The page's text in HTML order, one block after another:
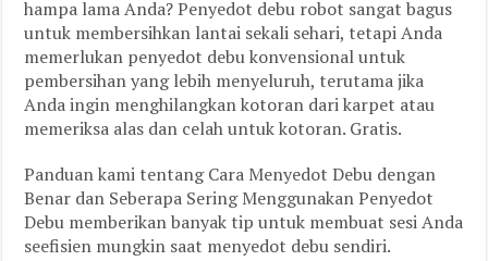
hampa lama Anda? Penyedot debu robot sangat bagus
untuk membersihkan lantai sekali sehari, tetapi Anda
memerlukan penyedot debu konvensional untuk
pembersihan yang lebih menyeluruh, terutama jika
Anda ingin menghilangkan kotoran dari karpet atau
memeriksa alas dan celah untuk kotoran. Gratis.
Panduan kami tentang Cara Menyedot Debu dengan
Benar dan Seberapa Sering Menggunakan Penyedot
Debu memberikan banyak tip untuk membuat sesi Anda
seefisien mungkin saat menyedot debu sendiri.